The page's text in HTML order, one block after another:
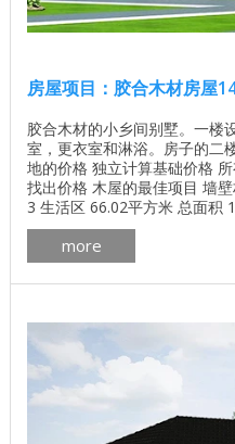
房屋项目：胶合木材房屋
胶合木材的小乡间别墅。一楼
室，更衣室和淋浴。房子的二
地的价格 独立计算基础价格
找出价格 木屋的最佳项目 墙
3 生活区 66.02平方米 总面积
平方米 一楼面积 76.56平方米
平方米。 墙体材料的体积
也是可能的。 ...
more